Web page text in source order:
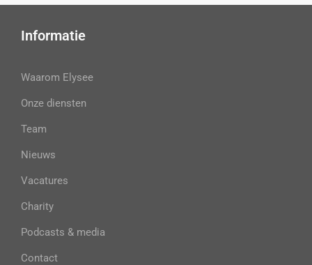
Informatie
Waarom Elysee
Onze diensten
Team
Nieuws
Vacatures
Charity
Podcasts & media
Contact